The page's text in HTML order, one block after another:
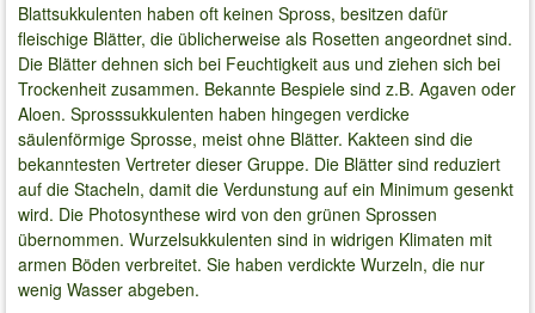
Blattsukkulenten haben oft keinen Spross, besitzen dafür
fleischige Blätter, die üblicherweise als Rosetten angeordnet sind.
Die Blätter dehnen sich bei Feuchtigkeit aus und ziehen sich bei
Trockenheit zusammen. Bekannte Bespiele sind z.B. Agaven oder
Aloen. Sprosssukkulenten haben hingegen verdicke
säulenförmige Sprosse, meist ohne Blätter. Kakteen sind die
bekanntesten Vertreter dieser Gruppe. Die Blätter sind reduziert
auf die Stacheln, damit die Verdunstung auf ein Minimum gesenkt
wird. Die Photosynthese wird von den grünen Sprossen
übernommen. Wurzelsukkulenten sind in widrigen Klimaten mit
armen Böden verbreitet. Sie haben verdickte Wurzeln, die nur
wenig Wasser abgeben.